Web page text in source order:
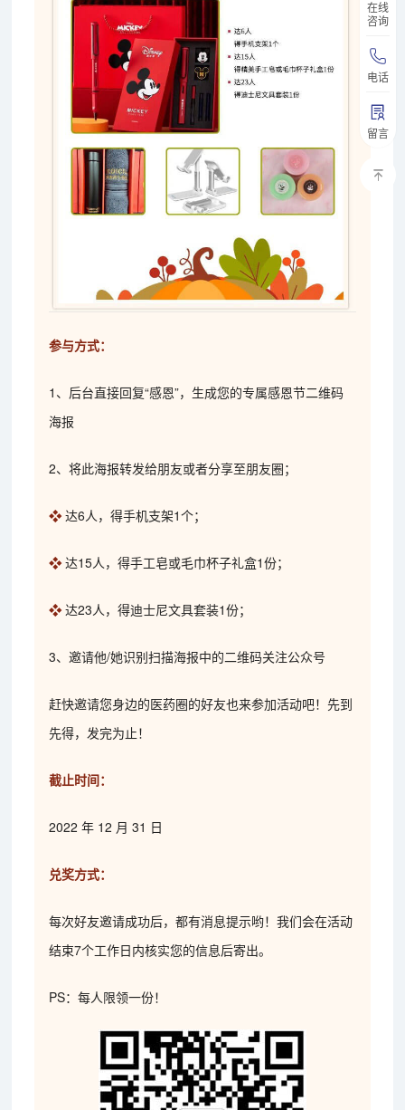
在线
咨询
电话
留言
参与方式：
1、后台直接回复“感恩”，生成您的专属感恩节二维码
海报
2、将此海报转发给朋友或者分享至朋友圈；
❖ 达6人，得手机支架1个；
❖ 达15人，得手工皂或毛巾杯子礼盒1份；
❖ 达23人，得迪士尼文具套装1份；
3、邀请他/她识别扫描海报中的二维码关注公众号
赶快邀请您身边的医药圈的好友也来参加活动吧！先到
先得，发完为止！
截止时间：
2022 年 12 月 31 日
兑奖方式：
每次好友邀请成功后，都有消息提示哟！我们会在活动
结束7个工作日内核实您的信息后寄出。
PS：每人限领一份！